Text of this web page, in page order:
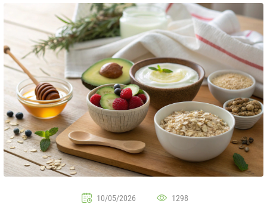
10/05/2026 1298